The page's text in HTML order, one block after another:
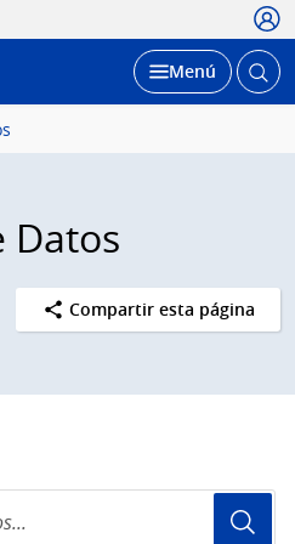
Desplegar
Menú Abrir
Datos
Compartir esta página